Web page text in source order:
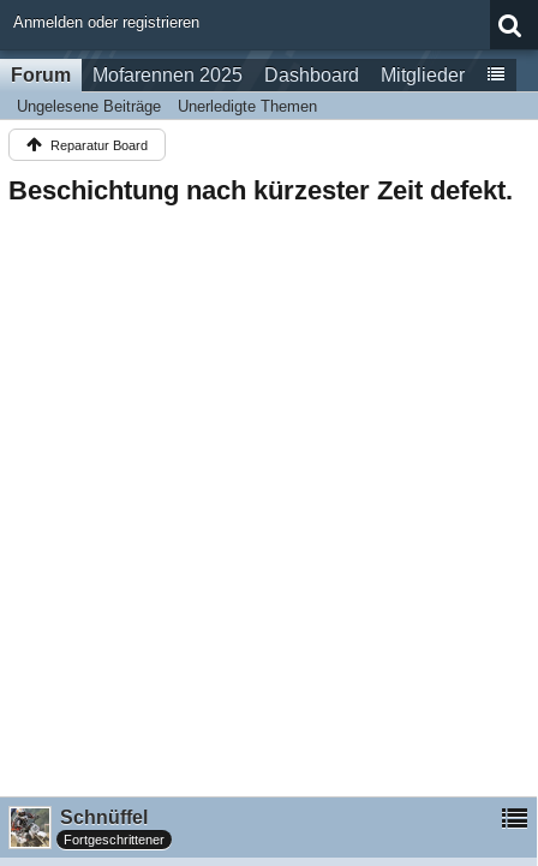
Anmelden oder registrieren
Forum Mofarennen 2025 Dashboard Mitglieder
Ungelesene Beiträge Unerledigte Themen
Reparatur Board
Beschichtung nach kürzester Zeit defekt.
Schnüffel
Fortgeschrittener